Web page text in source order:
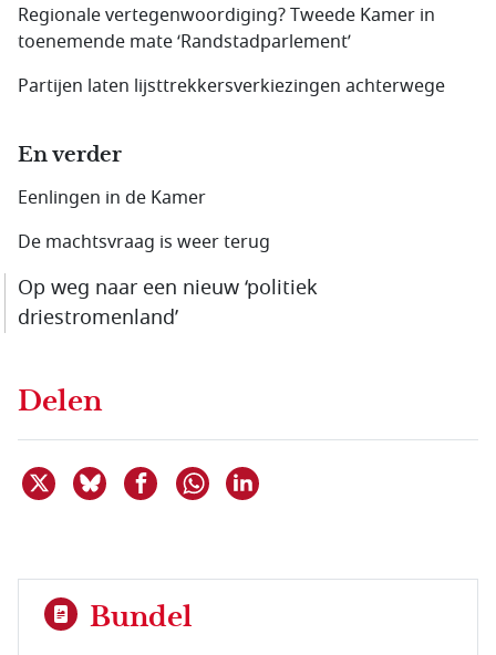
Regionale vertegenwoordiging? Tweede Kamer in
toenemende mate ‘Randstadparlement’
Partijen laten lijsttrekkersverkiezingen achterwege
En verder
Eenlingen in de Kamer
De machtsvraag is weer terug
Op weg naar een nieuw ‘politiek
driestromenland’
Delen
Deel dit item op X
Deel dit item op Bluesky
Deel dit item op Facebook
Delen via WhatsApp
Bundel